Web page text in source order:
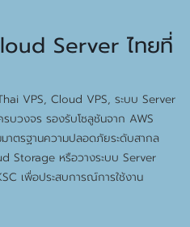
Server ไทยที่
VPS, Cloud VPS, ระบบ Server
บวงจร รองรับโซลูชันจาก AWS
ตรฐานความปลอดภัยระดับสากล
Storage หรือวางระบบ Server
เพื่อประสบการณ์การใช้งาน